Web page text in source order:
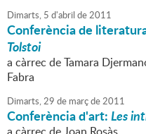
Dimarts, 5 d'abril de2011
Conferència de
Tolstoi
a càrrec de Tamara
Fabra
Dimarts,29 de marçde2011
Conferència d'art:Les